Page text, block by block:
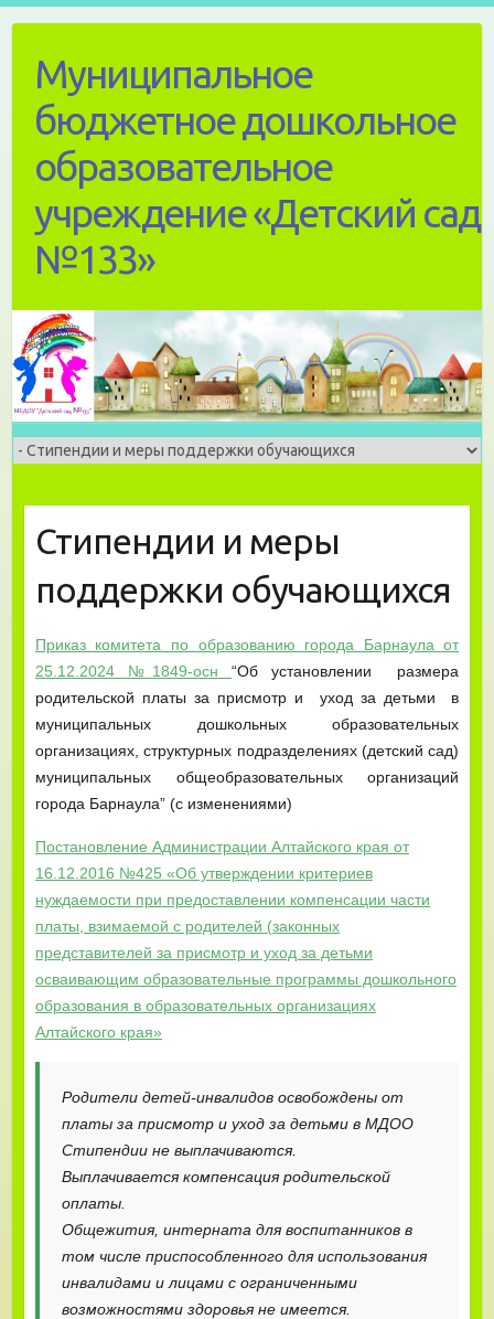
contentМуниципальное
бюджетное дошкольное
образовательное
учреждение «Детский сад
№133»
Стипендии и меры
поддержки обучающихся
Приказ комитета по образованию города Барнаула от
25.12.2024 №1849-осн “Об установлении размера
родительской платы за присмотр и уход за детьми в
муниципальных дошкольных образовательных
организациях, структурных подразделениях (детский сад)
муниципальных общеобразовательных организаций
города Барнаула” (с изменениями)
Постановление Администрации Алтайского края от
16.12.2016 №425 «Об утверждении критериев
нуждаемости при предоставлении компенсации части
платы, взимаемой с родителей (законных
представителей за присмотр и уход за детьми
осваивающим образовательные программы дошкольного
образования в образовательных организациях
Алтайского края»
Родители детей-инвалидов освобождены от
платы за присмотр и уход за детьми в МДОО
Стипендии не выплачиваются.
Выплачивается компенсация родительской
оплаты.
Общежития, интерната для воспитанников в
том числе приспособленного для использования
инвалидами и лицами с ограниченными
возможностями здоровья не имеется.